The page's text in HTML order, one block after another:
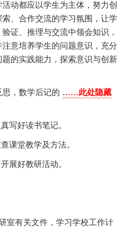
动都应以学生为主体，努力创
、合作交流的学习氛围，让学
证、推理与交流中领会知识，
意培养学生的问题意识，充分
的实践能力，探索意识与创新
，数学后记的 ……此处隐藏
写好读书笔记。
课堂教学及方法。
展好教研活动。
室有关文件，学习学校工作计